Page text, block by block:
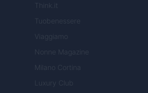
Think.it
Tuobenessere
Viaggiamo
Nonne Magazine
Milano Cortina
Luxury Club